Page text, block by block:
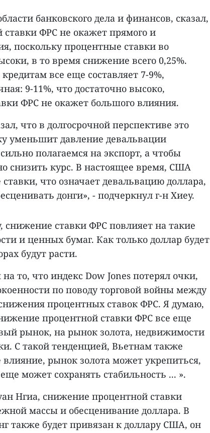
банковского дела и финансов, сказал,
ФРС не окажет прямого и
поскольку процентные ставки во
в то время снижение всего 0,25%.
все еще составляет 7-9%,
9-11%, что достаточно высоко,
ФРС не окажет большого влияния.
что в долгосрочной перспективе это
уменьшит давление девальвации
полагаемся на экспорт, а чтобы
снизить курс. В настоящее время, США
что означает девальвацию доллара,
донги», - подчеркнул г-н Хиеу.
снижение ставки ФРС повлияет на такие
и ценных бумаг. Как только доллар будет
будут расти.
то, что индекс Dow Jones потерял очки,
по поводу торговой войны между
процентных ставок ФРС. Я думаю,
процентной ставки ФРС все еще
рынок, на рынок золота, недвижимости
С такой тенденцией, Вьетнам также
рынок золота может укрепиться,
может сохранять стабильность ... ».
Нгиа, снижение процентной ставки
массы и обесценивание доллара. В
также будет привязан к доллару США, он